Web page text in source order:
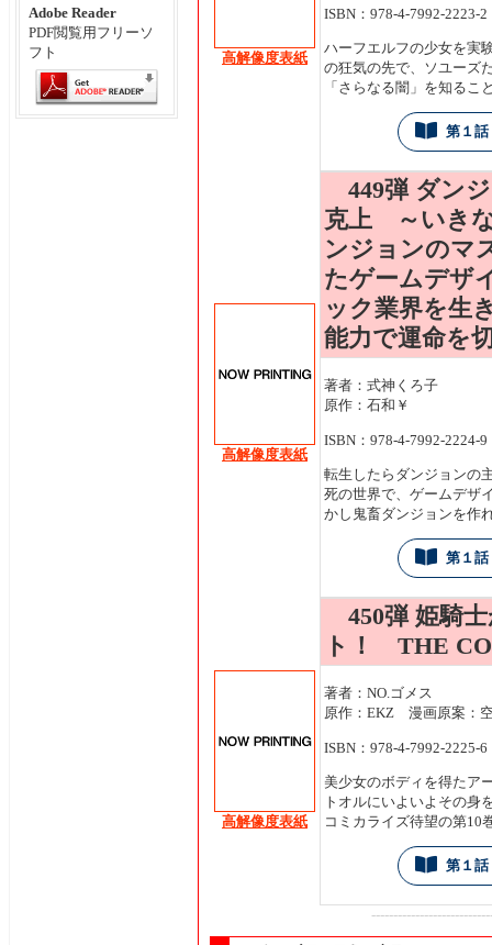
Adobe Reader
PDF閲覧用フリーソ
フト
高解像度表紙
ISBN：978-4-7992-2223-2
ハーフエルフの少女を実
の狂気の先で、ソユーズ
「さらなる闇」を知る
第１話
高解像度表紙
449弾 ダン
克上 ～いき
ンジョンのマ
たゲームデザ
ック業界を生
能力で運命を
著者：式神くろ子
原作：石和￥
ISBN：978-4-7992-2224-9
転生したらダンジョン
死の世界で、ゲームデザ
かし鬼畜ダンジョンを作
第１話
高解像度表紙
450弾 姫騎
ト！ THE
著者：NO.ゴメス
原作：EKZ 漫画原案：
ISBN：978-4-7992-2225-6
美少女のボディを得たア
トオルにいよいよその身
コミカライズ待望の第10
第１話